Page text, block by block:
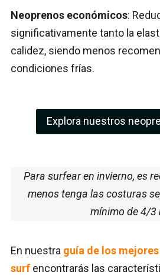
Neoprenos económicos:
significativamente tanto la
calidez, siendo menos
condiciones frías.
Explora nuestros
Para surfear en invierno, es
menos tenga las costuras
mínimo de 4/3
En nuestra guía de los
surf encontrarás las